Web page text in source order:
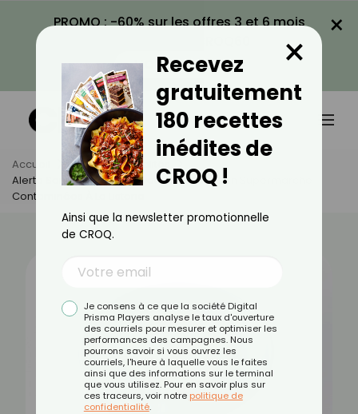
PROMO : -60% sur les offres 3 et 6 mois
VOIR LA PROMO
×
Accueil Actus
Actualités
Alerte Sanitaire : Ces Crevettes Vendues En Supermarché
Contaminées À La Listeria
Recevez
gratuitement
180 recettes
inédites de
CROQ !
×
Ainsi que la newsletter promotionnelle
de CROQ.
Je consens à ce que la société Digital
Prisma Players analyse le taux d'ouverture
des courriels pour mesurer et optimiser les
performances des campagnes. Nous
pourrons savoir si vous ouvrez les
courriels, l'heure à laquelle vous le faites
ainsi que des informations sur le terminal
que vous utilisez. Pour en savoir plus sur
ces traceurs, voir notre politique de
confidentialité.